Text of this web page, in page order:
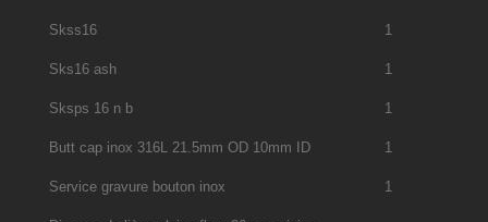
Skss16 1
Sks16 ash 1
Sksps 16 n b 1
Butt cap inox 316L 21.5mm OD 10mm ID 1
Service gravure bouton inox 1